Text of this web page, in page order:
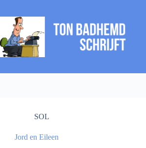
inhoud
SOL
Jord en Eileen